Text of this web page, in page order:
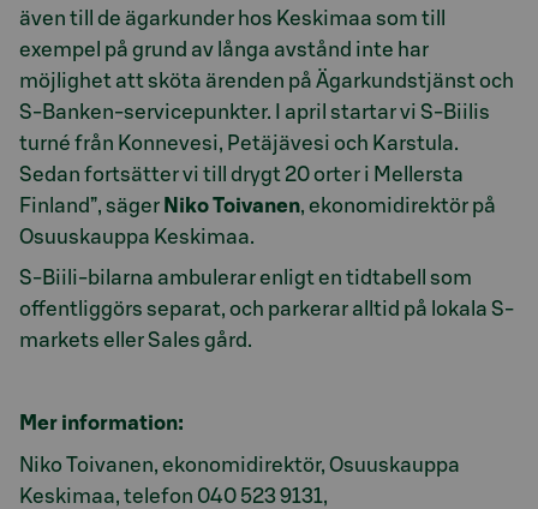
även till de ägarkunder hos Keskimaa som till
exempel på grund av långa avstånd inte har
möjlighet att sköta ärenden på Ägarkundstjänst och
S-Banken-servicepunkter. I april startar vi S-Biilis
turné från Konnevesi, Petäjävesi och Karstula.
Sedan fortsätter vi till drygt 20 orter i Mellersta
Finland”, säger Niko Toivanen, ekonomidirektör på
Osuuskauppa Keskimaa.
S-Biili-bilarna ambulerar enligt en tidtabell som
offentliggörs separat, och parkerar alltid på lokala S-
markets eller Sales gård.
Mer information:
Niko Toivanen, ekonomidirektör, Osuuskauppa
Keskimaa, telefon 040 523 9131,